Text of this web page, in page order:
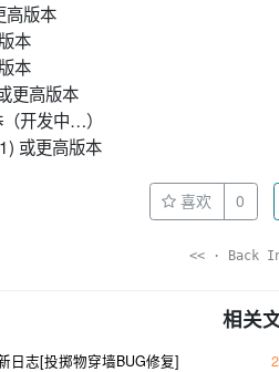
高版本
本
本
更高版本
（开发中…）
或更高版本
喜欢 0
<< · Back
相关
日志[投掷物穿墙BUG修复] 2